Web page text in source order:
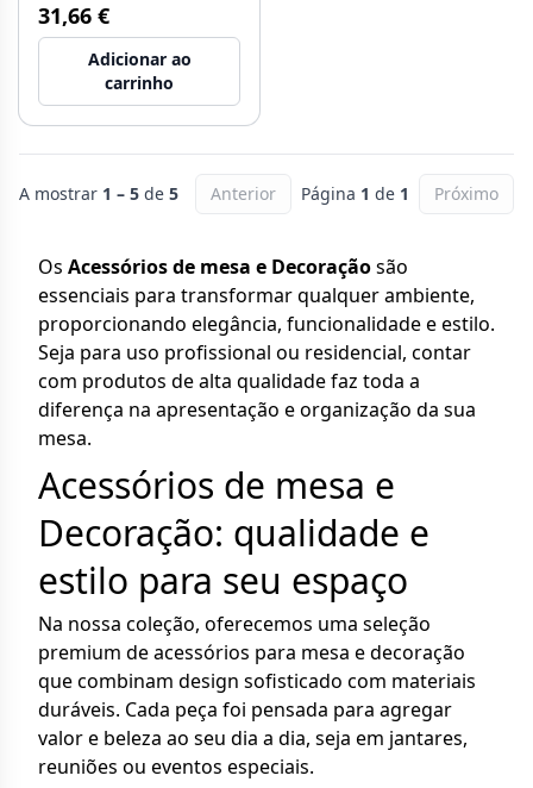
31,66 €
Adicionar ao
carrinho
A mostrar 1 – 5 de 5 Anterior Página 1 de 1 Próximo
Os Acessórios de mesa e Decoraçãosão
essenciais para transformar qualquer ambiente,
proporcionando elegância, funcionalidade e estilo.
Seja para uso profissional ou residencial, contar
com produtos de alta qualidade faz toda a
diferença na apresentação e organização da sua
mesa.
Acessórios de mesa e
Decoração: qualidade e
estilo para seu espaço
Na nossa coleção, oferecemos uma seleção
premium de acessórios para mesa e decoração
que combinam design sofisticado com materiais
duráveis. Cada peça foi pensada para agregar
valor e beleza ao seu dia a dia, seja em jantares,
reuniões ou eventos especiais.